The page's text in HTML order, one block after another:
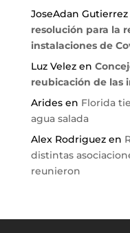
JoseAdan Gutierrez
resolución para la
instalaciones de
Luz Velezen
reubicación de las
Aridesen Florida
agua salada
Alex Rodriguezen
distintas
reunieron